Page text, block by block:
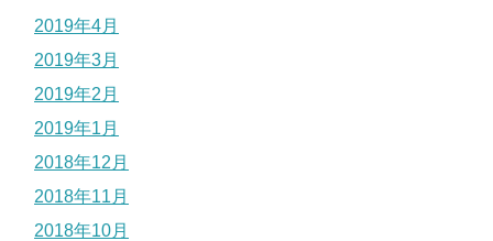
2019年4月
2019年3月
2019年2月
2019年1月
2018年12月
2018年11月
2018年10月